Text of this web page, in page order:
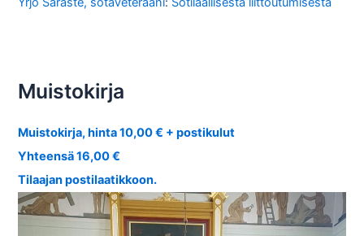
Muistokirja
Muistokirja, hinta 10,00 € + postikulut
Yhteensä 16,00 €
Tilaajan postilaatikkoon.